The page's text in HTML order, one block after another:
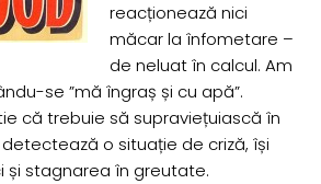
reacționează nici
măcar la înfometare –
de neluat în calcul. Am
se ”mă îngraș și cu apă”.
că trebuie să supraviețuiască în
o situație de criză, își
și stagnarea în greutate.